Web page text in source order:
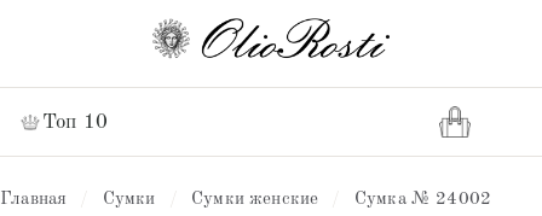
Топ 10
Главная Сумки Сумки женские Сумка № 24002